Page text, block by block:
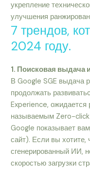
укрепление
улучшения
7 трендов,
2024 году.
1. Поисковая выдача
В Google SGE выдача
продолжать
Experience, ожидается
называемым Zero-click
Google показывает
сайт). Если вы хотите,
сгенерированный ИИ,
скоростью загрузки